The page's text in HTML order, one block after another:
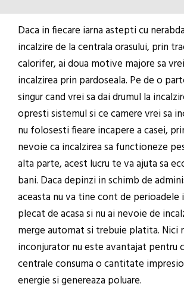
Daca in fiecare iarna astepti cu
incalzire de la centrala orasului, prin
calorifer, ai doua motive majore sa
incalzirea prin pardoseala. Pe de o
singur cand vrei sa dai drumul la
opresti sistemul si ce camere vrei sa
nu folosesti fieare incapere a casei,
nevoie ca incalzirea sa functioneze
alta parte, acest lucru te va ajuta sa
bani. Daca depinzi in schimb de
aceasta nu va tine cont de perioadele
plecat de acasa si nu ai nevoie de
merge automat si trebuie platita. Nici
inconjurator nu este avantajat pentru
centrale consuma o cantitate
energie si genereaza poluare.